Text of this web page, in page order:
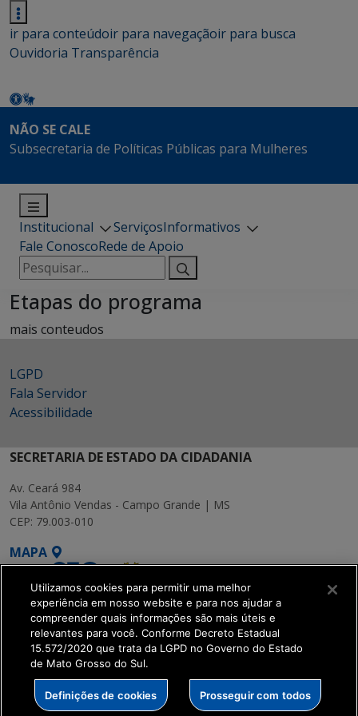
ir para conteúdoir para navegaçãoir para busca
Ouvidoria Transparência
NÃO SE CALE
Subsecretaria de Políticas Públicas para Mulheres
Institucional ServiçosInformativos
Fale ConoscoRede de Apoio
Pesquisar
por:
Etapas do programa
mais conteudos
LGPD
Fala Servidor
Acessibilidade
SECRETARIA DE ESTADO DA CIDADANIA
Av. Ceará 984
Vila Antônio Vendas - Campo Grande | MS
CEP: 79.003-010
MAPA
SETDIG | Secretaria-
Executiva de
Transformação Digital
Utilizamos cookies para permitir uma melhor
experiência em nosso website e para nos ajudar a
compreender quais informações são mais úteis e
relevantes para você. Conforme Decreto Estadual
15.572/2020 que trata da LGPD no Governo do Estado
de Mato Grosso do Sul.
Definições de cookies Prosseguir com todos